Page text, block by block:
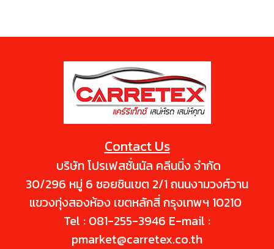
Contact Us
บริษัท โปรเฟสชั่นนัล คลีนนิ่ง จำกัด
30/296 หมู่ 6 ซอยชินเขต 2/1 ถนนงามวงศ์วาน
แขวงทุ่งสองห้อง เขตหลักสี่ กรุงเทพฯ 10210
Tel : 081-255-3946 E-mail :
pmarket@carretex.co.th